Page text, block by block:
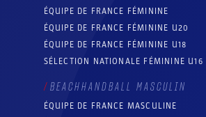
ÉQUIPE DE FRANCE FÉMININE
ÉQUIPE DE FRANCE FÉMININE U20
ÉQUIPE DE FRANCE FÉMININE U18
SÉLECTION NATIONALE FÉMININE U16
BEACHHANDBALL MASCULIN
ÉQUIPE DE FRANCE MASCULINE